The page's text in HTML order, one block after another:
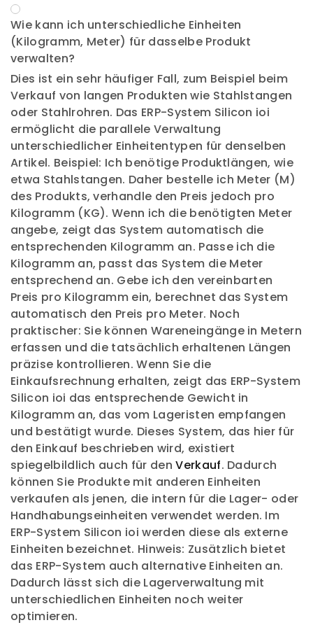
Wie kann ich unterschiedliche Einheiten
(Kilogramm, Meter) für dasselbe Produkt
verwalten?
Dies ist ein sehr häufiger Fall, zum Beispiel beim
Verkauf von langen Produkten wie Stahlstangen
oder Stahlrohren. Das ERP-System Silicon ioi
ermöglicht die parallele Verwaltung
unterschiedlicher Einheitentypen für denselben
Artikel. Beispiel: Ich benötige Produktlängen, wie
etwa Stahlstangen. Daher bestelle ich Meter (M)
des Produkts, verhandle den Preis jedoch pro
Kilogramm (KG). Wenn ich die benötigten Meter
angebe, zeigt das System automatisch die
entsprechenden Kilogramm an. Passe ich die
Kilogramm an, passt das System die Meter
entsprechend an. Gebe ich den vereinbarten
Preis pro Kilogramm ein, berechnet das System
automatisch den Preis pro Meter. Noch
praktischer: Sie können Wareneingänge in Metern
erfassen und die tatsächlich erhaltenen Längen
präzise kontrollieren. Wenn Sie die
Einkaufsrechnung erhalten, zeigt das ERP-System
Silicon ioi das entsprechende Gewicht in
Kilogramm an, das vom Lageristen empfangen
und bestätigt wurde. Dieses System, das hier für
den Einkauf beschrieben wird, existiert
spiegelbildlich auch für denVerkauf. Dadurch
können Sie Produkte mit anderen Einheiten
verkaufen als jenen, die intern für die Lager- oder
Handhabungseinheiten verwendet werden. Im
ERP-System Silicon ioi werden diese als externe
Einheiten bezeichnet. Hinweis: Zusätzlich bietet
das ERP-System auch alternative Einheiten an.
Dadurch lässt sich die Lagerverwaltung mit
unterschiedlichen Einheiten noch weiter
optimieren.